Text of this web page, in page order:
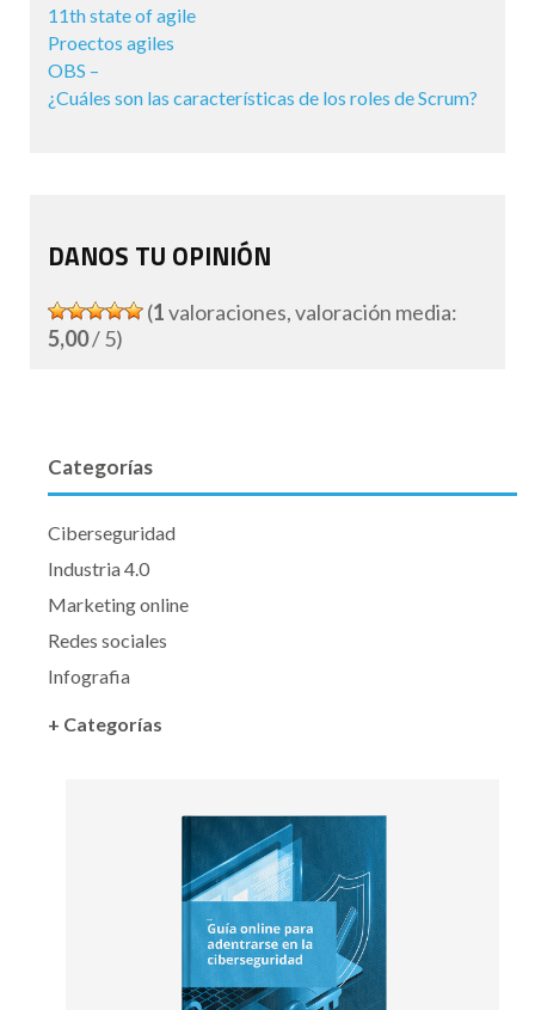
11th state of agile
Proectos agiles
OBS –
¿Cuáles son las características de los roles de Scrum?
DANOS TU OPINIÓN
(1valoraciones, valoración media:
5,00/ 5)
Categorías
Ciberseguridad
Industria 4.0
Marketing online
Redes sociales
Infografia
+ Categorías